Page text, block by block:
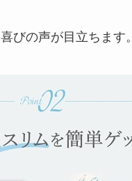
びの声が目立ちます。